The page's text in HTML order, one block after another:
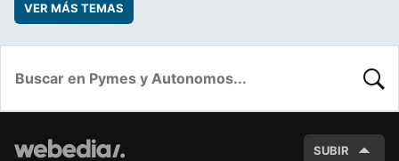
VER MÁS TEMAS
SUBIR